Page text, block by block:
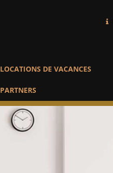
LOCATIONS DE VACANCES
PARTNERS